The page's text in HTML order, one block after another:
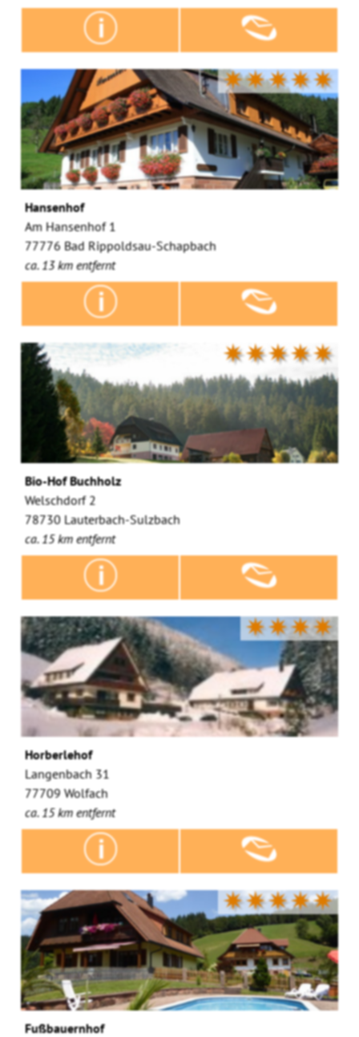
✷✷✷✷✷
Hansenhof
Am Hansenhof 1
77776 Bad Rippoldsau-Schapbach
ca. 13 km entfernt
✷✷✷✷✷
Bio-Hof Buchholz
Welschdorf 2
78730 Lauterbach-Sulzbach
ca. 15 km entfernt
✷✷✷✷
Horberlehof
Langenbach 31
77709 Wolfach
ca. 15 km entfernt
✷✷✷✷✷
Fußbauernhof